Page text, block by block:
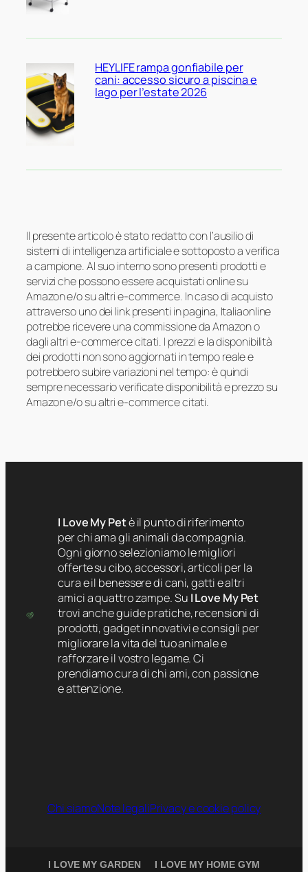
HEYLIFE rampa gonfiabile per
cani: accesso sicuro a piscina e
lago per l’estate 2026
Il presente articolo è stato redatto con l’ausilio di
sistemi di intelligenza artificiale e sottoposto a verifica
a campione. Al suo interno sono presenti prodotti e
servizi che possono essere acquistati online su
Amazon e/o su altri e-commerce. In caso di acquisto
attraverso uno dei link presenti in pagina, Italiaonline
potrebbe ricevere una commissione da Amazon o
dagli altri e-commerce citati. I prezzi e la disponibilità
dei prodotti non sono aggiornati in tempo reale e
potrebbero subire variazioni nel tempo: è quindi
sempre necessario verificate disponibilità e prezzo su
Amazon e/o su altri e-commerce citati.
I Love My Petè il punto di riferimento
per chi ama gli animali da compagnia.
Ogni giorno selezioniamo le migliori
offerte su cibo, accessori, articoli per la
cura e il benessere di cani, gatti e altri
amici a quattro zampe. Su I Love My Pet
trovi anche guide pratiche, recensioni di
prodotti, gadget innovativi e consigli per
migliorare la vita del tuo animale e
rafforzare il vostro legame. Ci
prendiamo cura di chi ami, con passione
e attenzione.
Chi siamoNote legaliPrivacy e cookie policy
I LOVE MY GARDEN I LOVE MY HOME GYM